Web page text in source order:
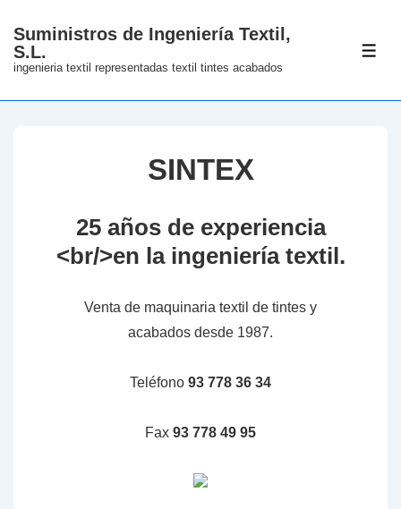
SkipSuministros de Ingeniería Textil,
S.L.
ingenieria textil representadas textil tintes acabados
SINTEX
25 años de experiencia
<br/>en la ingeniería textil.
Venta de maquinaria textil de tintes y
acabados desde 1987.
Teléfono 93 778 36 34
Fax 93 778 49 95